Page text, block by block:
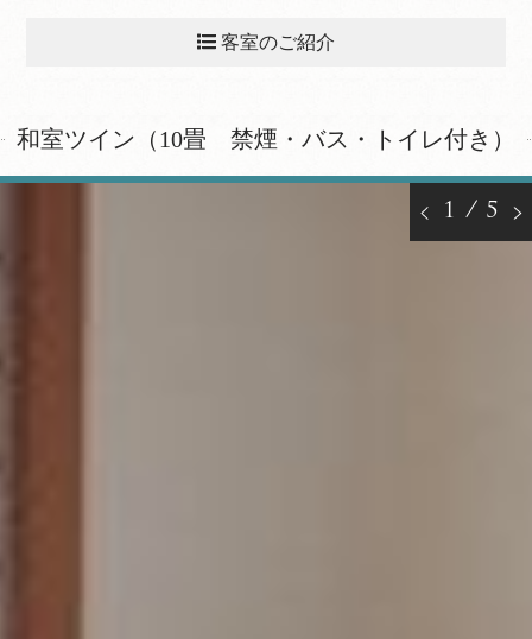
客室のご紹介
和室ツイン（10畳 禁煙・トイレ付き）
和室ツイン（10畳 禁煙・バス・トイレ付き）
1 / 5